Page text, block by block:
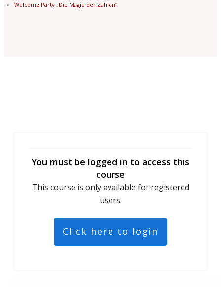
Welcome Party „Die Magie der Zahlen“
You must be logged in to access this
course
This course is only available for registered
users.
Click here to login